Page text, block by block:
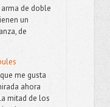
de doble
un
de
me gusta
ahora
mitad de los